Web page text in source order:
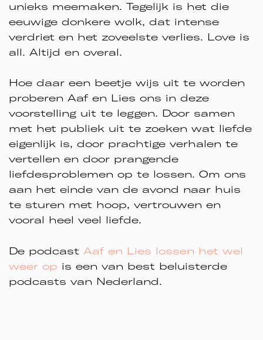
unieks meemaken. Tegelijk is het die
eeuwige donkere wolk, dat intense
verdriet en het zoveelste verlies. Love is
all. Altijd en overal.
Hoe daar een beetje wijs uit te worden
proberen Aaf en Lies ons in deze
voorstelling uit te leggen. Door samen
met het publiek uit te zoeken wat liefde
eigenlijk is, door prachtige verhalen te
vertellen en door prangende
liefdesproblemen op te lossen. Om ons
aan het einde van de avond naar huis
te sturen met hoop, vertrouwen en
vooral heel veel liefde.
De podcast Aaf en Lies lossen het wel
weer op is een van best beluisterde
podcasts van Nederland.